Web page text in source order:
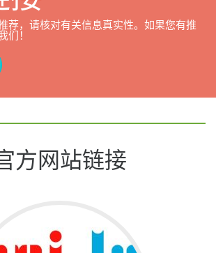
荐，请核对有关信息真实性。如果您有推
们！
方网站链接